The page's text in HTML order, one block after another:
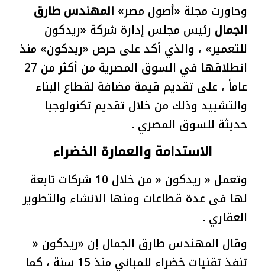
وحاورت مجلة «أصول مصر» المهندس طارق
الجمال رئيس مجلس إدارة شركة «ريدكون
للتعمير» ، والذي أكد على حرص «ريدكون» منذ
انطلاقها في السوق المصرية من أكثر من 27
عاماً ، على تقديم قيمة مضافة لقطاع البناء
والتشييد وذلك من خلال تقديم تكنولوجيا
حديثة للسوق المصري .
الاستدامة والعمارة الخضراء
وتعمل « ريدكون « من خلال 10 شركات تابعة
لها فى عدة قطاعات ومنها الانشاء والتطوير
العقاري .
وقال المهندس طارق الجمال إن «ريدكون «
تنفذ تقنيات خضراء للمباني منذ 15 سنة ، كما